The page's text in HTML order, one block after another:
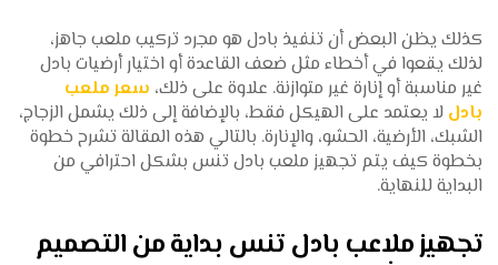
كذلك يظن البعض أن تنفيذ بادل هو مجرد تركيب ملعب جاهز،
لذلك يقعوا في أخطاء مثل ضعف القاعدة أو اختيار أرضيات بادل
غير مناسبة أو إنارة غير متوازنة. علاوة على ذلك، سعر ملعب
بادل لا يعتمد على الهيكل فقط، بالإضافة إلى ذلك يشمل الزجاج،
الشبك، الأرضية، الحشو، والإنارة. بالتالي هذه المقالة تشرح خطوة
بخطوة كيف يتم تجهيز ملعب بادل تنس بشكل احترافي من
البداية للنهاية.
تجهيز ملاعب بادل تنس بداية من التصميم